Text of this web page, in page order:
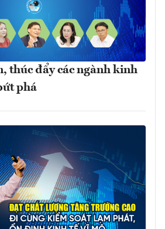
thúc đẩy các ngành kinh
phá